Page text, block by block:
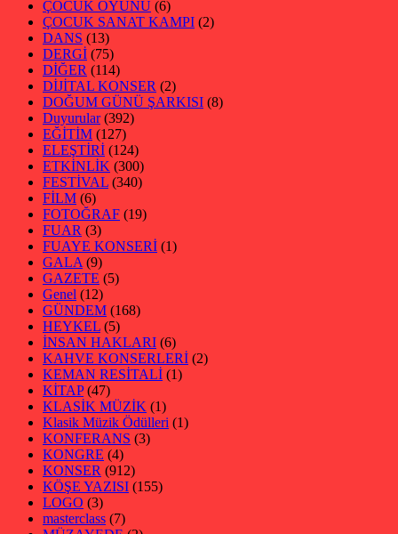
ÇOCUK OYUNU (6)
ÇOCUK SANAT KAMPI (2)
DANS (13)
DERGİ (75)
DİĞER (114)
DİJİTAL KONSER (2)
DOĞUM GÜNÜ ŞARKISI (8)
Duyurular(392)
EĞİTİM (127)
ELEŞTİRİ (124)
ETKİNLİK (300)
FESTİVAL (340)
FİLM (6)
FOTOĞRAF (19)
FUAR (3)
FUAYE KONSERİ (1)
GALA (9)
GAZETE (5)
Genel (12)
GÜNDEM (168)
HEYKEL (5)
İNSAN HAKLARI (6)
KAHVE KONSERLERİ (2)
KEMAN RESİTALİ (1)
KİTAP(47)
KLASİK MÜZİK (1)
Klasik Müzik Ödülleri (1)
KONFERANS (3)
KONGRE (4)
KONSER (912)
KÖŞE YAZISI (155)
LOGO (3)
masterclass (7)